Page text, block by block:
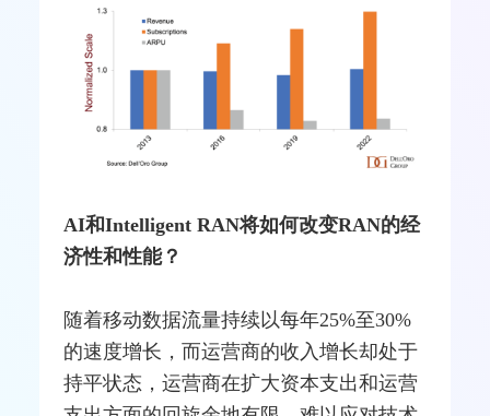
AI和Intelligent RAN将如何改变RAN的经
济性和性能？
随着移动数据流量持续以每年25%至30%
的速度增长，而运营商的收入增长却处于
持平状态，运营商在扩大资本支出和运营